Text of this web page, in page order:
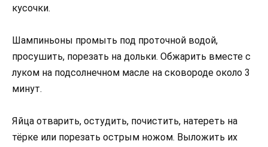
кусочки.
Шампиньоны промыть под проточной водой,
просушить, порезать на дольки. Обжарить вместе с
луком на подсолнечном масле на сковороде около 3
минут.
Яйца отварить, остудить, почистить, натереть на
тёрке или порезать острым ножом. Выложить их